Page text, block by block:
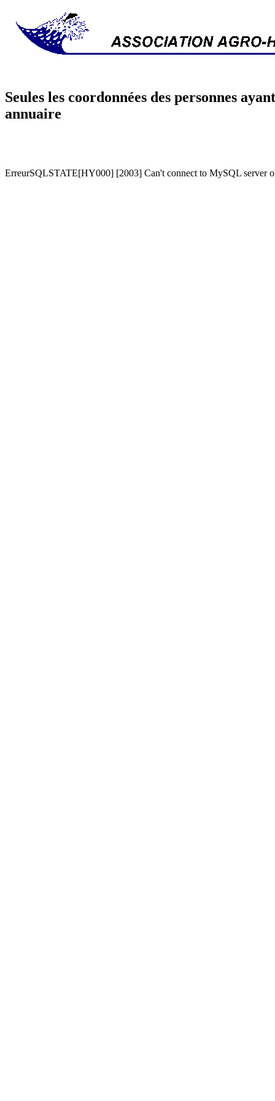
Seules les coordonnées des personnes
annuaire
ErreurSQLSTATE[HY000] [2003] Can't connect to MySQL server